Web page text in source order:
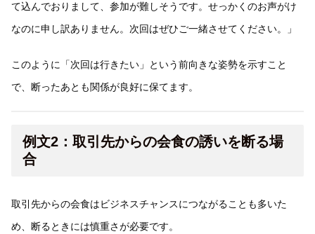
て込んでおりまして、参加が難しそうです。せっかくのお声がけ
なのに申し訳ありません。次回はぜひご一緒させてください。」
このように「次回は行きたい」という前向きな姿勢を示すこと
で、断ったあとも関係が良好に保てます。
例文2：取引先からの会食の誘いを断る場
合
取引先からの会食はビジネスチャンスにつながることも多いた
め、断るときには慎重さが必要です。